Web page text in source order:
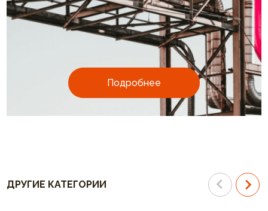
Подробнее
ДРУГИЕ КАТЕГОРИИ